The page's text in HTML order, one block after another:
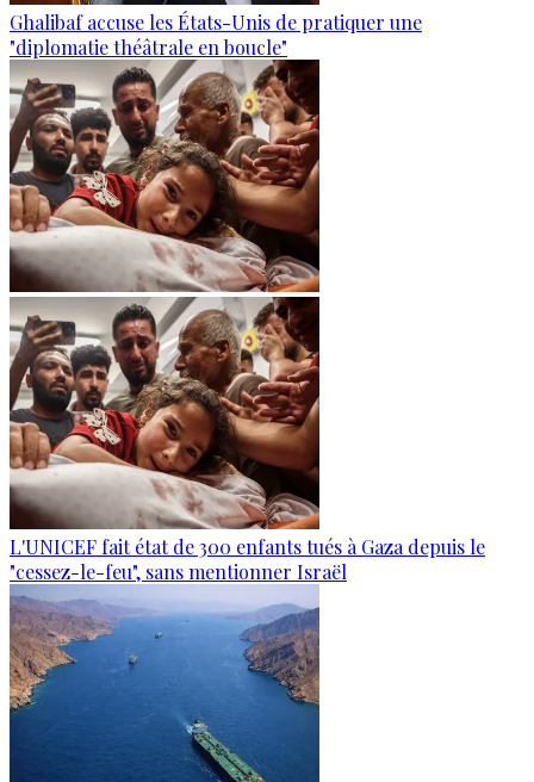
Ghalibaf accuse les États-Unis de pratiquer une
"diplomatie théâtrale en boucle"
L'UNICEF fait état de 300 enfants tués à Gaza depuis le
"cessez-le-feu", sans mentionner Israël